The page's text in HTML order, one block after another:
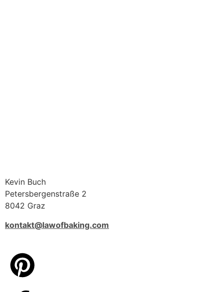
Kevin Buch
Petersbergenstraße 2
8042 Graz
kontakt@lawofbaking.com